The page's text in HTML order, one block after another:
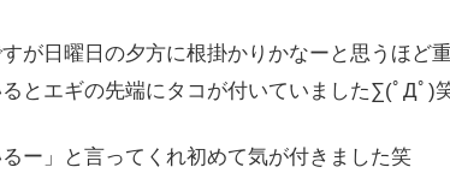
が日曜日の夕方に根掛かりかなーと思うほど重
とエギの先端にタコが付いていました∑(ﾟДﾟ)
ー」と言ってくれ初めて気が付きました笑